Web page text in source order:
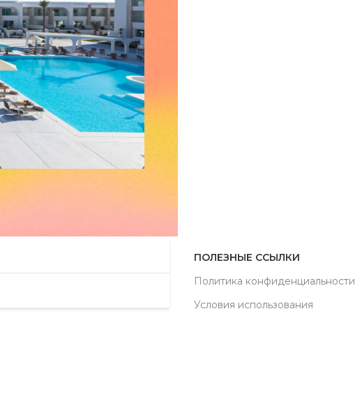
ПОЛЕЗНЫЕ ССЫЛКИ
Политика конфиденциальности
Условия использования